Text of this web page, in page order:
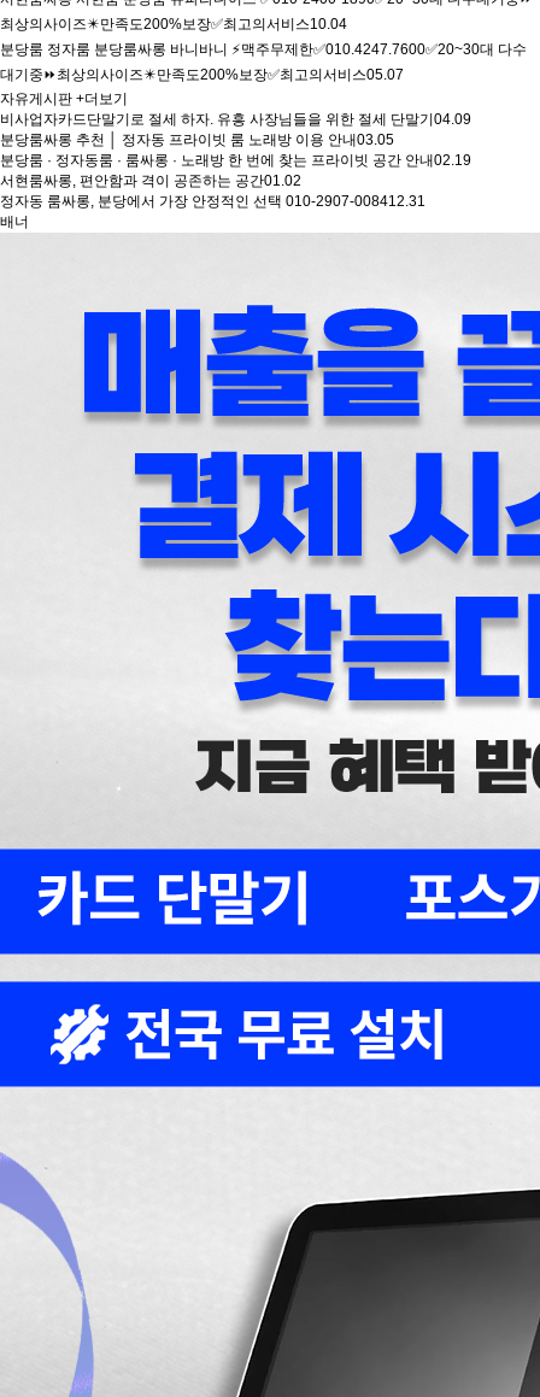
최상의사이즈✴️만족도200%보장✅최고의서비스10.04
분당룸 정자룸 분당룸싸롱 바니바니 ⚡맥주무제한✅010.4247.7600✅20~30대 다수
대기중⏩최상의사이즈✴️만족도200%보장✅최고의서비스05.07
자유게시판 +더보기
비사업자카드단말기로 절세 하자. 유흥 사장님들을 위한 절세 단말기 04.09
분당룸싸롱 추천 │ 정자동 프라이빗 룸 노래방 이용 안내03.05
분당룸 · 정자동룸 · 룸싸롱 · 노래방 한 번에 찾는 프라이빗 공간 안내02.19
서현룸싸롱, 편안함과 격이 공존하는 공간01.02
정자동 룸싸롱, 분당에서 가장 안정적인 선택 010-2907-008412.31
배너